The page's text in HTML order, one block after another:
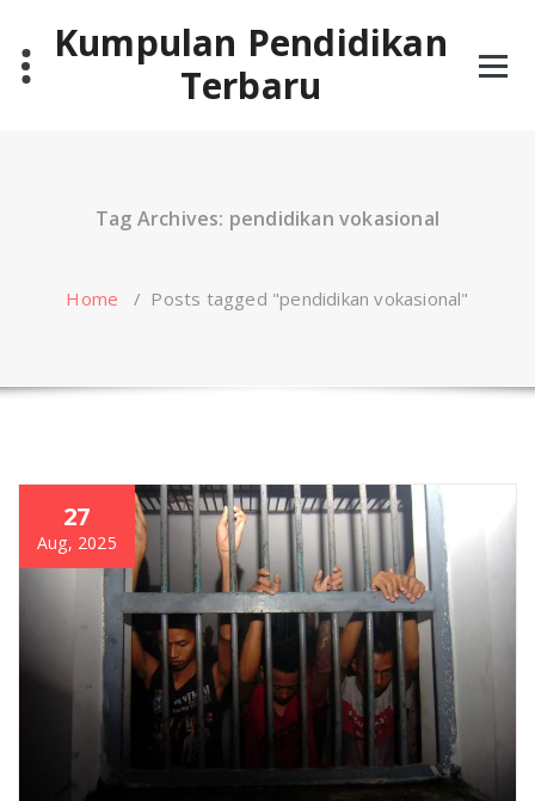
contentKumpulan Pendidikan
Terbaru
Tag Archives: pendidikan vokasional
Home / Posts tagged "pendidikan vokasional"
27
Aug, 2025